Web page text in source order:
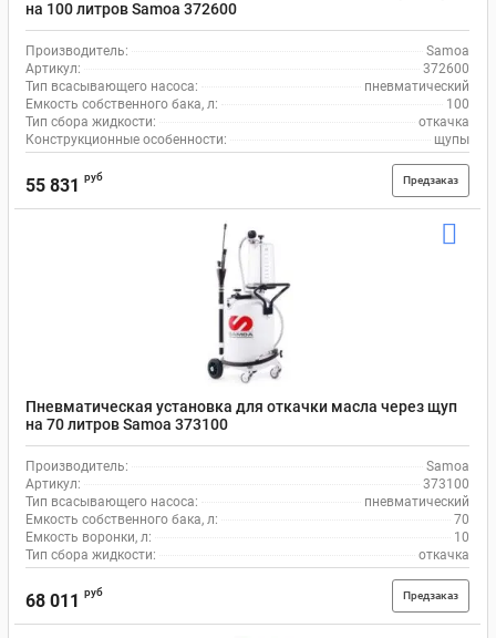
на 100 литров Samoa 372600
Производитель:
Samoa
Артикул:
372600
Тип всасывающего насоса:
пневматический
Емкость собственного бака, л:
100
Тип сбора жидкости:
откачка
Конструкционные особенности:
щупы
55 831 руб Предзаказ
Пневматическая установка для откачки масла через щуп
на 70 литров Samoa 373100
Производитель:
Samoa
Артикул:
373100
Тип всасывающего насоса:
пневматический
Емкость собственного бака, л:
70
Емкость воронки, л:
10
Тип сбора жидкости:
откачка
68 011 руб Предзаказ